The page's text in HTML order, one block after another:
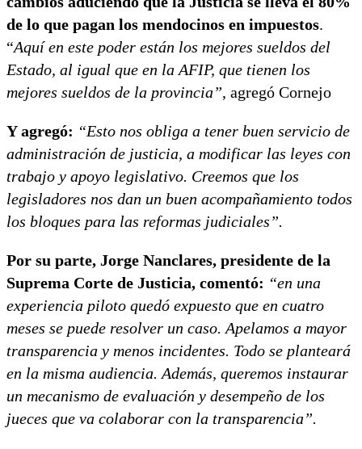
de lo que pagan los mendocinos en impuestos.
“Aquí en este poder están los mejores sueldos del
Estado, al igual que en la AFIP, que tienen los
mejores sueldos de la provincia”, agregó Cornejo
Y agregó: “Esto nos obliga a tener buen servicio de
administración de justicia, a modificar las leyes con
trabajo y apoyo legislativo. Creemos que los
legisladores nos dan un buen acompañamiento todos
los bloques para las reformas judiciales”.
Por su parte, Jorge Nanclares, presidente de la
Suprema Corte de Justicia, comentó: “en una
experiencia piloto quedó expuesto que en cuatro
meses se puede resolver un caso. Apelamos a mayor
transparencia y menos incidentes. Todo se planteará
en la misma audiencia. Además, queremos instaurar
un mecanismo de evaluación y desempeño de los
jueces que va colaborar con la transparencia”.